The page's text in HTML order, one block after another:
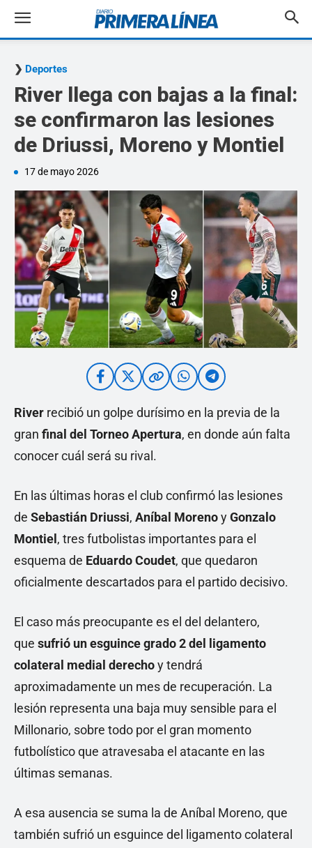
Deportes
River llega con bajas a la final:
se confirmaron las lesiones
de Driussi, Moreno y Montiel
17 de mayo 2026
River recibió un golpe durísimo en la previa de la
gran final del Torneo Apertura, en donde aún falta
conocer cuál será su rival.
En las últimas horas el club confirmó las lesiones
de Sebastián Driussi, Aníbal MorenoyGonzalo
Montiel , tres futbolistas importantes para el
esquema de Eduardo Coudet, que quedaron
oficialmente descartados para el partido decisivo.
El caso más preocupante es el del delantero,
que sufrió un esguince grado 2 del ligamento
colateral medial derechoy tendrá
aproximadamente un mes de recuperación. La
lesión representa una baja muy sensible para el
Millonario, sobre todo por el gran momento
futbolístico que atravesaba el atacante en las
últimas semanas.
A esa ausencia se suma la de Aníbal Moreno, que
también sufrió un esguince del ligamento colateral